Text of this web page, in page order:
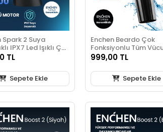
Spark 2 Suya
IPX7 Led Işıklı Çok
Dijital
Şarjlı Saç ve
TL
Sepete Ekle
Enchen Beardo Çok
Fonksiyonlu Tüm
Uygun Şarjlı Saç ve
Makinesi
999,00 TL
Sepete Ekle